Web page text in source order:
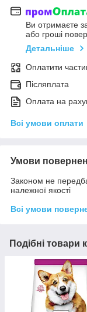
Ви отримаєте
або гроші
Детальніше
Оплатити
Післяплата
Оплата на
Всі умови оплати
Умови
Законом не
належної якості
Всі умови
Подібні товари